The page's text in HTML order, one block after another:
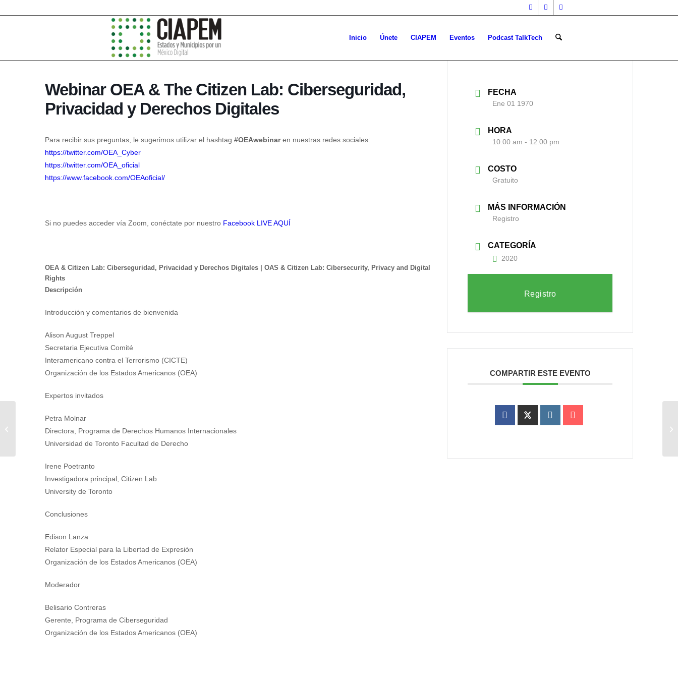
Inicio Únete CIAPEM Eventos Podcast TalkTech
Webinar OEA & The Citizen Lab: Ciberseguridad,
Privacidad y Derechos Digitales
Para recibir sus preguntas, le sugerimos utilizar el hashtag #OEAwebinaren nuestras redes sociales:
https://twitter.com/OEA_Cyber
https://twitter.com/OEA_ oficial
https://www.facebook.com/OEAoficial/
Si no puedes acceder vía Zoom, conéctate por nuestro Facebook LIVE AQUÍ
OEA & Citizen Lab: Ciberseguridad, Privacidad y Derechos Digitales | OAS & Citizen Lab: Cibersecurity, Privacy and Digital
Rights
Descripción
Introducción y comentarios de bienvenida
Alison August Treppel
Secretaria Ejecutiva Comité
Interamericano contra el Terrorismo (CICTE)
Organización de los Estados Americanos (OEA)
Expertos invitados
Petra Molnar
Directora, Programa de Derechos Humanos Internacionales
Universidad de Toronto Facultad de Derecho
Irene Poetranto
Investigadora principal, Citizen Lab
University de Toronto
Conclusiones
Edison Lanza
Relator Especial para la Libertad de Expresión
Organización de los Estados Americanos (OEA)
Moderador
Belisario Contreras
Gerente, Programa de Ciberseguridad
Organización de los Estados Americanos (OEA)
FECHA
Ene 01 1970
HORA
10:00 am - 12:00 pm
COSTO
Gratuito
MÁS INFORMACIÓN
Registro
CATEGORÍA
2020
Registro
COMPARTIR ESTE EVENTO
Ventanilla Digital de Gobierno: ¿Un
lujo ó una necesidad inmediata?